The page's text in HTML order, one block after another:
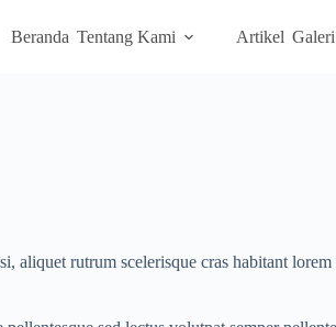
Beranda Tentang Kami Artikel Galeri
aliquet rutrum scelerisque cras habitant